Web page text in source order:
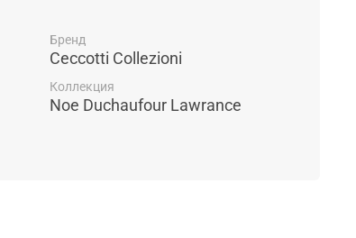
мягкой фанеры тополя. Otto доступен
отделок и в обивке из кожи или
добавить уникальный стиль кухне
Бренд
Ceccotti Collezioni
Коллекция
Noe Duchaufour Lawrance